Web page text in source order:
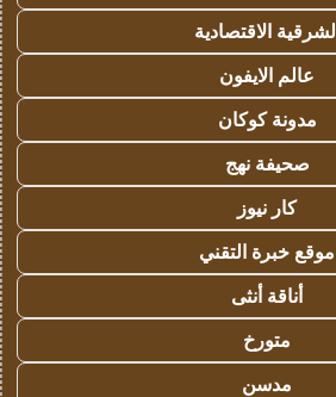
الاقتصادية
عالم الايفون
مدونة كوكان
صحيفة نهج
كار نيوز
موقع خبرة التقني
أناقة أنثى
متورخ
مدسن